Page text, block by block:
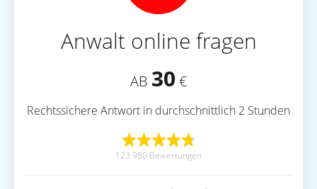
Anwalt online fragen
AB 30 €
Rechtssichere Antwort in durchschnittlich 2 Stunden
123.980 Bewertungen